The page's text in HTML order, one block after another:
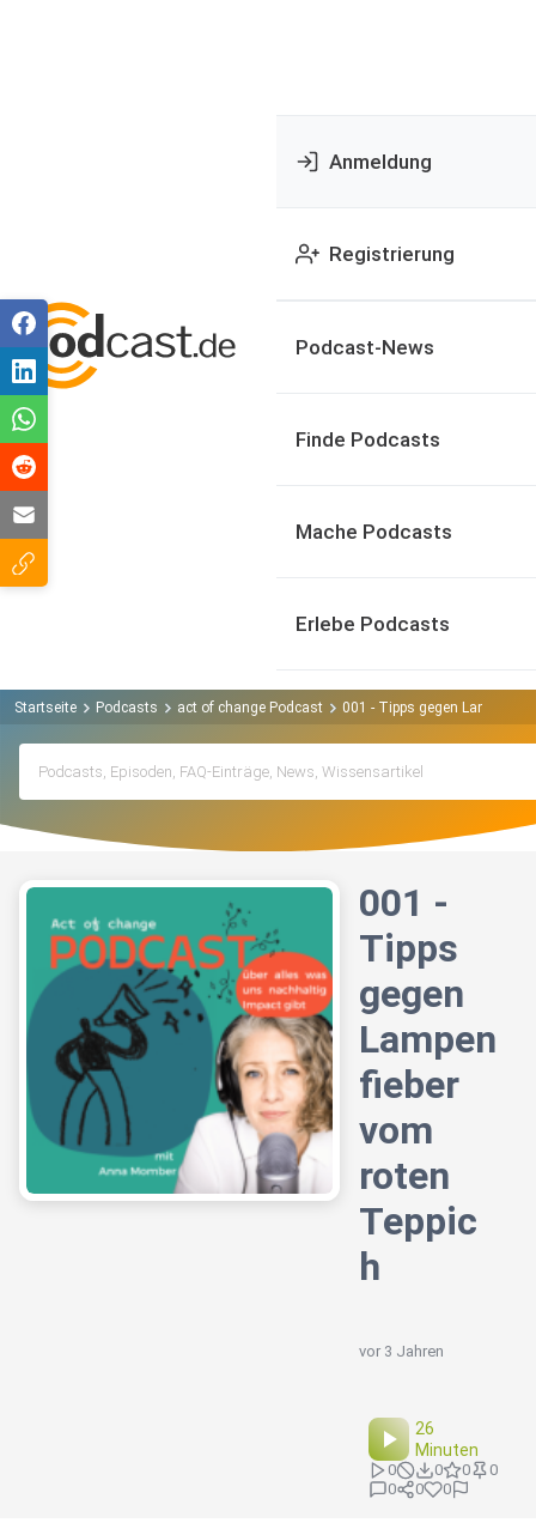
Anmeldung
Registrierung
Podcast-News
Finde Podcasts
Mache Podcasts
Erlebe Podcasts
Startseite Podcasts act of change Podcast 001 - Tipps gegen
001 -
Tipps
gegen
Lampen
fieber
vom
roten
Teppic
h
vor 3 Jahren
26
Minuten
0 0 0
0
0
0 0